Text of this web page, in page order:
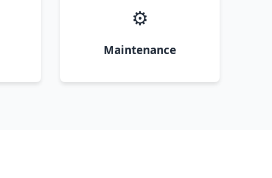
⚙️
Maintenance